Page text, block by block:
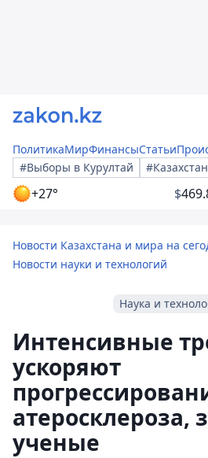
ПолитикаМирФинансыСтатьи
#Выборы в Курултай
+27° $
Новости Казахстана и мира на
Новости науки и технологий
Наука и
Интенсивные
ускоряют
атеросклероза,
ученые